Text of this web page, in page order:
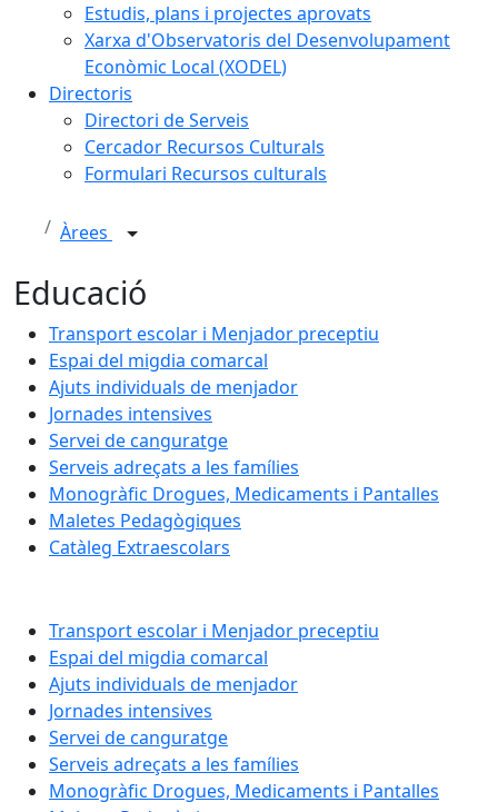
Estudis, plans i projectes aprovats
Xarxa d'Observatoris del Desenvolupament
Econòmic Local (XODEL)
Directoris
Directori de Serveis
Cercador Recursos Culturals
Formulari Recursos culturals
Àrees
Educació
Transport escolar i Menjador preceptiu
Espai del migdia comarcal
Ajuts individuals de menjador
Jornades intensives
Servei de canguratge
Serveis adreçats a les famílies
Monogràfic Drogues, Medicaments i Pantalles
Maletes Pedagògiques
Catàleg Extraescolars
Transport escolar i Menjador preceptiu
Espai del migdia comarcal
Ajuts individuals de menjador
Jornades intensives
Servei de canguratge
Serveis adreçats a les famílies
Monogràfic Drogues, Medicaments i Pantalles